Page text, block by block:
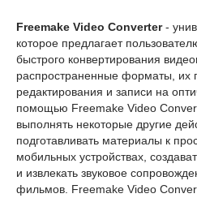
Freemake Video Converter-
которое предлагает
быстрого конвертирования
распространенные форматы, их
редактирования и записи на
помощью Freemake Video
выполнять некоторые другие
подготавливать материалы к
мобильных устройствах,
и извлекать звуковое
фильмов. Freemake Video